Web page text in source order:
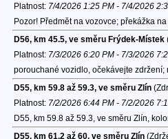
Platnost: 7/4/2026 1:25 PM - 7/4/2026
Pozor! Předmět na vozovce; překážka
D56, km 45.5, ve směru Frýdek-Místek
Platnost: 7/3/2026 6:20 PM - 7/3/2026
porouchané vozidlo, očekávejte
D55, km 59.8 až 59.3, ve směru Zlín
Platnost: 7/2/2026 6:44 PM - 7/2/2026
D55, km 59.8 až 59.3, ve směru Zlín,
D55, km 61.2 až 60, ve směru Zlín